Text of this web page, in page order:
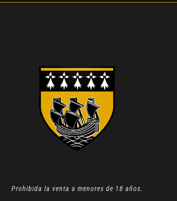
Prohibida la venta a menores de 18 años.